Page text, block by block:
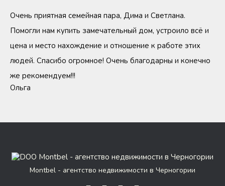
Очень приятная семейная пара, Дима и Светлана.
Помогли нам купить замечательный дом, устроило всё и
цена и место нахождение и отношение к работе этих
людей. Спасибо огромное! Очень благодарны и конечно
же рекомендуем!!!
Ольга
Montbel - агентство недвижимости в Черногории